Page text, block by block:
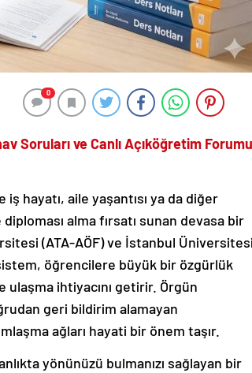
0
Soruları ve Canlı Açıköğretim Forumu
hayatı, aile yaşantısı ya da diğer
alma fırsatı sunan devasa bir
(ATA-AÖF) ve İstanbul Üniversitesi
öğrencilere büyük bir özgürlük
ihtiyacını getirir. Örgün
geri bildirim alamayan
ağları hayati bir önem taşır.
yönünüzü bulmanızı sağlayan bir